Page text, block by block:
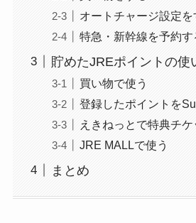
オートチャージ設定を
特急・新幹線を予約す
貯めたJREポイントの使
買い物で使う
登録したポイントを
えきねっとで特典チ
JRE MALLで使う
まとめ